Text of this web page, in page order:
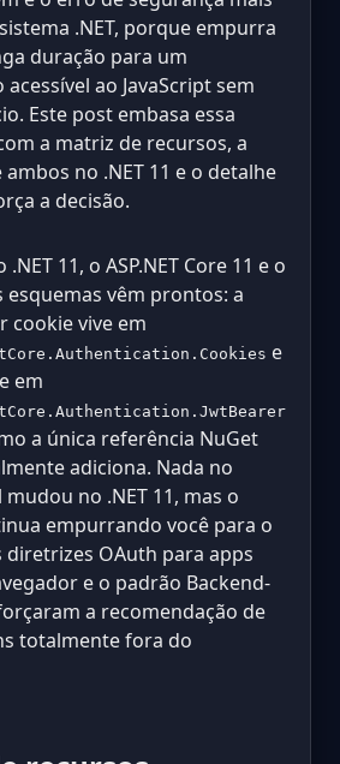
.NET, porque empurra
duração para um
ao JavaScript sem
Este post embasa essa
a matriz de recursos, a
no .NET 11 e o detalhe
a decisão.
11, o ASP.NET Core 11 e o
esquemas vêm prontos: a
cookie vive em
e
em
a única referência NuGet
adiciona. Nada no
no .NET 11, mas o
empurrando você para o
diretrizes OAuth para apps
e o padrão Backend-
a recomendação de
totalmente fora do